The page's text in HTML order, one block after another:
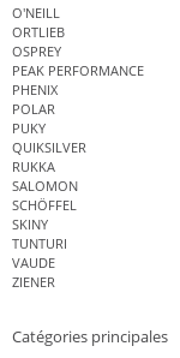
O'NEILL
ORTLIEB
OSPREY
PEAK PERFORMANCE
PHENIX
POLAR
PUKY
QUIKSILVER
RUKKA
SALOMON
SCHÖFFEL
SKINY
TUNTURI
VAUDE
ZIENER
Catégories principales